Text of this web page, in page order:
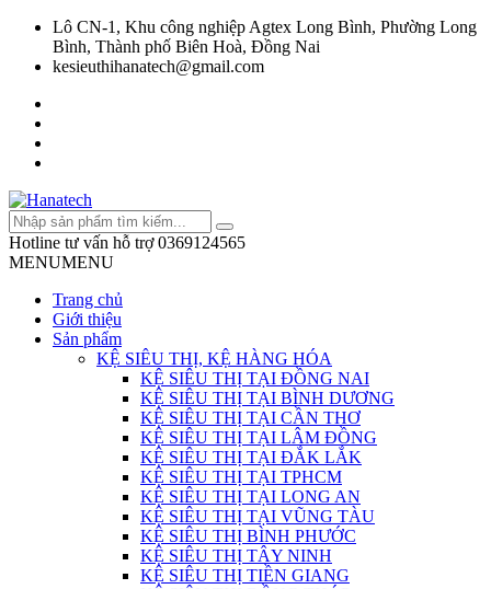
Lô CN-1, Khu công nghiệp Agtex Long Bình, Phường Long
Bình, Thành phố Biên Hoà, Đồng Nai
kesieuthihanatech@gmail.com
Hotline tư vấn hỗ trợ 0369124565
MENUMENU
Trang chủ
Giới thiệu
Sản phẩm
KỆ SIÊU THỊ, KỆ HÀNG HÓA
KỆ SIÊU THỊ TẠI ĐỒNG NAI
KỆ SIÊU THỊ TẠI BÌNH DƯƠNG
KỆ SIÊU THỊ TẠI CẦN THƠ
KỆ SIÊU THỊ TẠI LÂM ĐỒNG
KỆ SIÊU THỊ TẠI ĐẮK LẮK
KỆ SIÊU THỊ TẠI TPHCM
KỆ SIÊU THỊ TẠI LONG AN
KỆ SIÊU THỊ TẠI VŨNG TÀU
KỆ SIÊU THỊ BÌNH PHƯỚC
KỆ SIÊU THỊ TÂY NINH
KỆ SIÊU THỊ TIỀN GIANG